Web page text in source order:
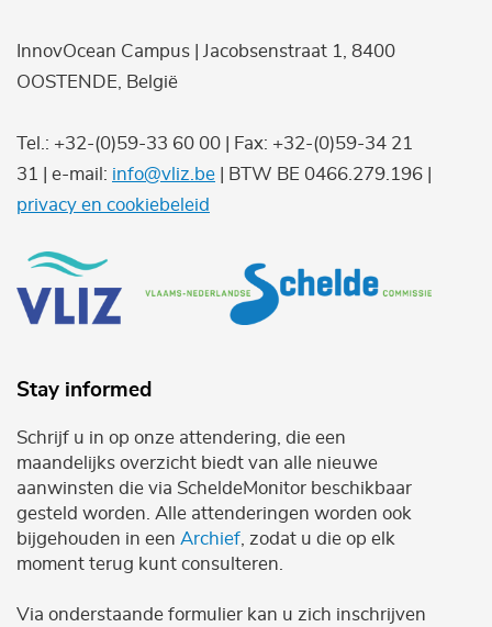
InnovOcean Campus | Jacobsenstraat 1, 8400
OOSTENDE, België
Tel.: +32-(0)59-33 60 00 | Fax: +32-(0)59-34 21
31 | e-mail: info@vliz.be | BTW BE 0466.279.196 |
privacy en cookiebeleid
Stay informed
Schrijf u in op onze attendering, die een
maandelijks overzicht biedt van alle nieuwe
aanwinsten die via ScheldeMonitor beschikbaar
gesteld worden. Alle attenderingen worden ook
bijgehouden in een Archief , zodat u die op elk
moment terug kunt consulteren.
Via onderstaande formulier kan u zich inschrijven